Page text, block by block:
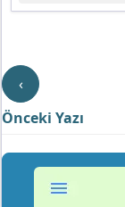
‹
Önceki Yazı